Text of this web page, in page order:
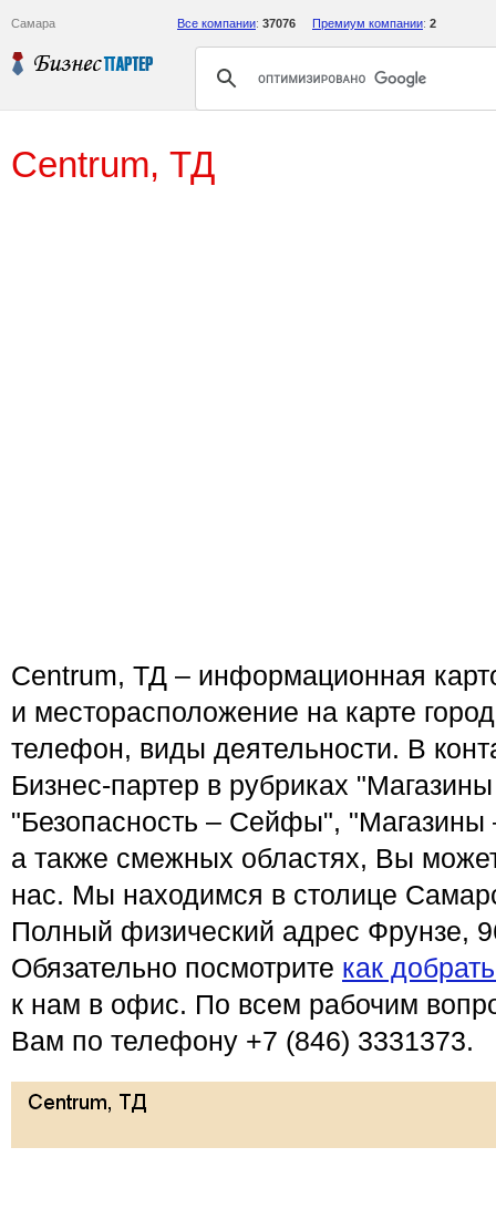
Самара Все компании: 37076 Премиум компании: 2
Centrum, ТД
Centrum, ТД – информационная
и месторасположение на карте
телефон, виды деятельности. В
Бизнес-партер в рубриках
"Безопасность – Сейфы", "Магазины
а также смежных областях, Вы
нас. Мы находимся в столице
Полный физический адрес Фрунзе,
Обязательно посмотрите как
к нам в офис. По всем рабочим
Вам по телефону +7 (846) 3331373.